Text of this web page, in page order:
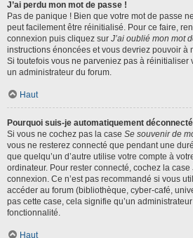
J’ai perdu mon mot de passe !
Pas de panique ! Bien que votre mot de passe
peut facilement être réinitialisé. Pour ce faire,
connexion puis cliquez sur J’ai oublié mon mot
instructions énoncées et vous devriez pouvoir à
Si toutefois vous ne parveniez pas à réinitialiser
un administrateur du forum.
Haut
Pourquoi suis-je automatiquement
Si vous ne cochez pas la case Se souvenir de
vous ne resterez connecté que pendant une
que quelqu’un d’autre utilise votre compte à
ordinateur. Pour rester connecté, cochez la case
connexion. Ce n’est pas recommandé si vous
accéder au forum (bibliothèque, cyber-café,
pas cette case, cela signifie qu’un
fonctionnalité.
Haut